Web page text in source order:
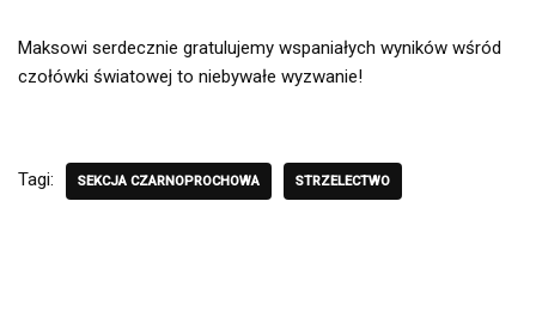
Maksowi serdecznie gratulujemy wspaniałych wyników wśród
czołówki światowej to niebywałe wyzwanie!
Tagi: SEKCJA CZARNOPROCHOWA STRZELECTWO